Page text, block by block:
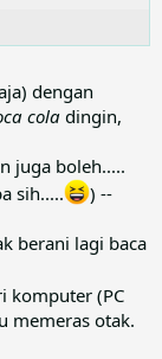
dengan
cola dingin,
juga boleh.....
sih.....
) --
berani lagi baca
komputer (PC
memeras otak.